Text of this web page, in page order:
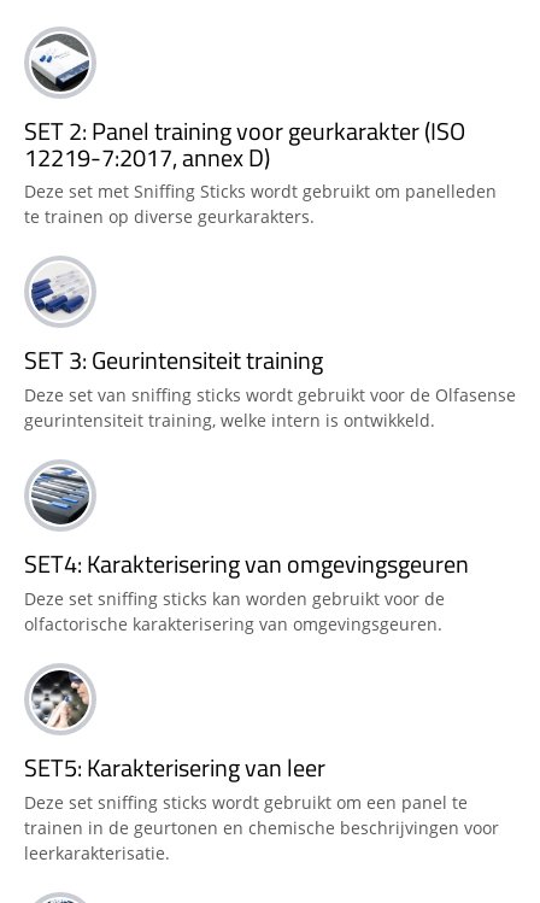
SET 2: Panel training voor geurkarakter (ISO
12219-7:2017, annex D)
Deze set met Sniffing Sticks wordt gebruikt om panelleden
te trainen op diverse geurkarakters.
SET 3: Geurintensiteit training
Deze set van sniffing sticks wordt gebruikt voor de Olfasense
geurintensiteit training, welke intern is ontwikkeld.
SET4: Karakterisering van omgevingsgeuren
Deze set sniffing sticks kan worden gebruikt voor de
olfactorische karakterisering van omgevingsgeuren.
SET5: Karakterisering van leer
Deze set sniffing sticks wordt gebruikt om een panel te
trainen in de geurtonen en chemische beschrijvingen voor
leerkarakterisatie.